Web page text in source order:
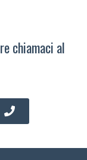
chiamaci al